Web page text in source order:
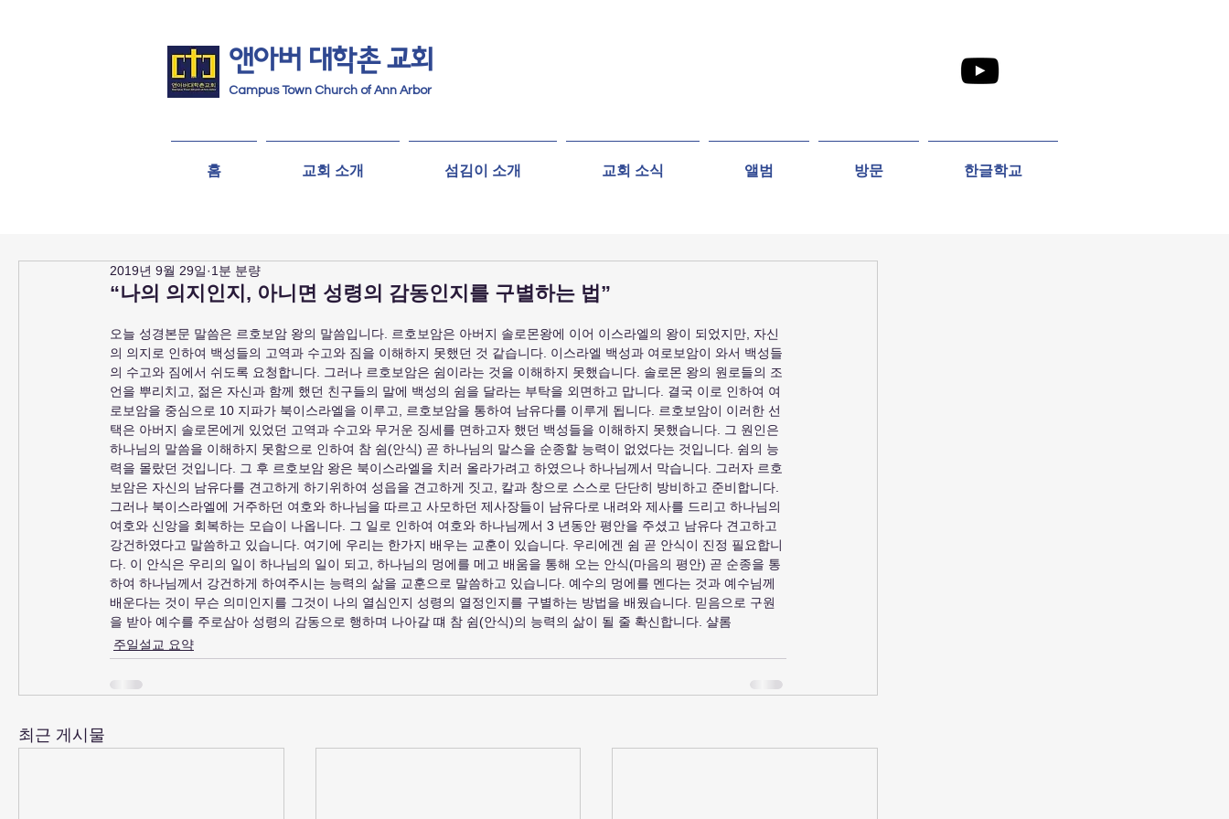
앤아버 ​ 대학촌 교회
Campus Town Church of Ann Arbor
홈 교회 소개 섬김이 소개 교회 소식 앨범 방문 한글학교
“나의 의지인지, 아니면 성령의 감동인지를 구별하는 법”
2019년 9월 29일 1분 분량
오늘 성경본문 말씀은 르호보암 왕의 말씀입니다. 르호보암은 아버지 솔로몬왕에 이어 이스라엘의 왕이 되었지만, 자신
의 의지로 인하여 백성들의 고역과 수고와 짐을 이해하지 못했던 것 같습니다. 이스라엘 백성과 여로보암이 와서 백성들
의 수고와 짐에서 쉬도록 요청합니다. 그러나 르호보암은 쉼이라는 것을 이해하지 못했습니다. 솔로몬 왕의 원로들의 조
언을 뿌리치고, 젊은 자신과 함께 했던 친구들의 말에 백성의 쉼을 달라는 부탁을 외면하고 맙니다. 결국 이로 인하여 여
로보암을 중심으로 10 지파가 북이스라엘을 이루고, 르호보암을 통하여 남유다를 이루게 됩니다. 르호보암이 이러한 선
택은 아버지 솔로몬에게 있었던 고역과 수고와 무거운 징세를 면하고자 했던 백성들을 이해하지 못했습니다. 그 원인은
하나님의 말씀을 이해하지 못함으로 인하여 참 쉼(안식) 곧 하나님의 말스을 순종할 능력이 없었다는 것입니다. 쉼의 능
력을 몰랐던 것입니다. 그 후 르호보암 왕은 북이스라엘을 치러 올라가려고 하였으나 하나님께서 막습니다. 그러자 르호
보암은 자신의 남유다를 견고하게 하기위하여 성읍을 견고하게 짓고, 칼과 창으로 스스로 단단히 방비하고 준비합니다.
그러나 북이스라엘에 거주하던 여호와 하나님을 따르고 사모하던 제사장들이 남유다로 내려와 제사를 드리고 하나님의
여호와 신앙을 회복하는 모습이 나옵니다. 그 일로 인하여 여호와 하나님께서 3 년동안 평안을 주셨고 남유다 견고하고
강건하였다고 말씀하고 있습니다. 여기에 우리는 한가지 배우는 교훈이 있습니다. 우리에겐 쉼 곧 안식이 진정 필요합니
다. 이 안식은 우리의 일이 하나님의 일이 되고, 하나님의 멍에를 메고 배움을 통해 오는 안식(마음의 평안) 곧 순종을 통
하여 하나님께서 강건하게 하여주시는 능력의 삶을 교훈으로 말씀하고 있습니다. 예수의 멍에를 멘다는 것과 예수님께
배운다는 것이 무슨 의미인지를 그것이 나의 열심인지 성령의 열정인지를 구별하는 방법을 배웠습니다. 믿음으로 구원
을 받아 예수를 주로삼아 성령의 감동으로 행하며 나아갈 떄 참 쉼(안식)의 능력의 삶이 될 줄 확신합니다. 샬롬
주일설교 요약
최근 게시물